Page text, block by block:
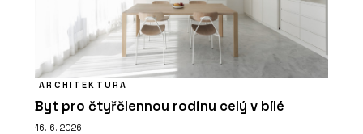
ARCHITEKTURA
Byt pro čtyřčlennou rodinu celý v bílé
16. 6. 2026